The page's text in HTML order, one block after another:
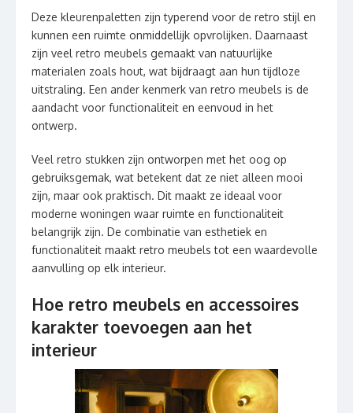
Deze kleurenpaletten zijn typerend voor de retro stijl en
kunnen een ruimte onmiddellijk opvrolijken. Daarnaast
zijn veel retro meubels gemaakt van natuurlijke
materialen zoals hout, wat bijdraagt aan hun tijdloze
uitstraling. Een ander kenmerk van retro meubels is de
aandacht voor functionaliteit en eenvoud in het
ontwerp.
Veel retro stukken zijn ontworpen met het oog op
gebruiksgemak, wat betekent dat ze niet alleen mooi
zijn, maar ook praktisch. Dit maakt ze ideaal voor
moderne woningen waar ruimte en functionaliteit
belangrijk zijn. De combinatie van esthetiek en
functionaliteit maakt retro meubels tot een waardevolle
aanvulling op elk interieur.
Hoe retro meubels en accessoires
karakter toevoegen aan het
interieur